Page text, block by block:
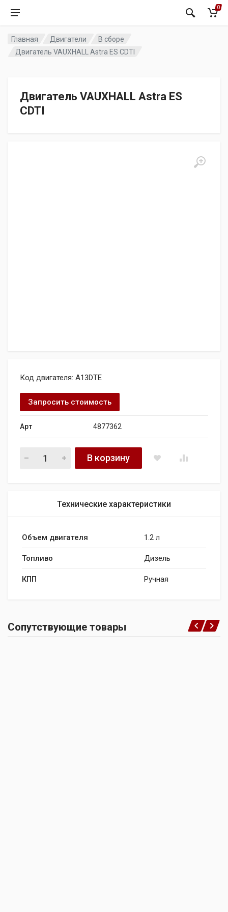
0
Главная Двигатели
В сборе
Двигатель VAUXHALL Astra ES CDTI
Двигатель VAUXHALL Astra ES
CDTI
Код двигателя: A13DTE
Запросить стоимость
Арт 4877362
Двигатель VAUXHALL Astra ES CDTI quantity
В корзину
Технические характеристики
Объем двигателя 1.2 л
Топливо Дизель
КПП Ручная
Сопутствующие товары